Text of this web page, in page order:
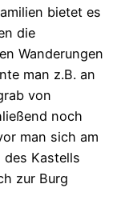
bietet es
die
Wanderungen
man z.B. an
von
noch
man sich am
des Kastells
zur Burg